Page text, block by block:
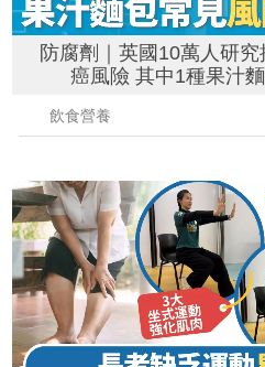
防腐劑｜英國10萬人研
癌風險 其中1種果汁
飲食營養